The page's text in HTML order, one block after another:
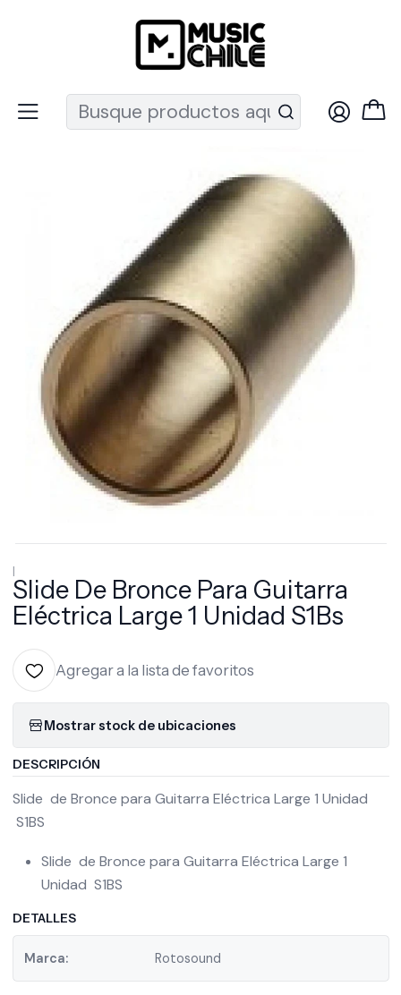
Recuerda que ahora nos puedes encontrar en el MUT
Instrumentos de Cuerda Guitarras
Slide De Bronce Para Guitarra Eléctrica Large 1 Unidad S1Bs
|
Slide De Bronce Para Guitarra
Eléctrica Large 1 Unidad S1Bs
Agregar a la lista de favoritos
Mostrar stock de ubicaciones
DESCRIPCIÓN
Slide de Bronce para Guitarra Eléctrica Large 1 Unidad
S1BS
Slide de Bronce para Guitarra Eléctrica Large 1
Unidad S1BS
DETALLES
Marca: Rotosound